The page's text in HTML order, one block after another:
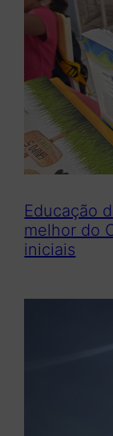
Educação
melhor do
iniciais